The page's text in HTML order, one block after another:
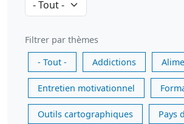
Filtrer par thèmes
- Tout -
Addictions
Entretien motivationnel
Outils cartographiques Pays